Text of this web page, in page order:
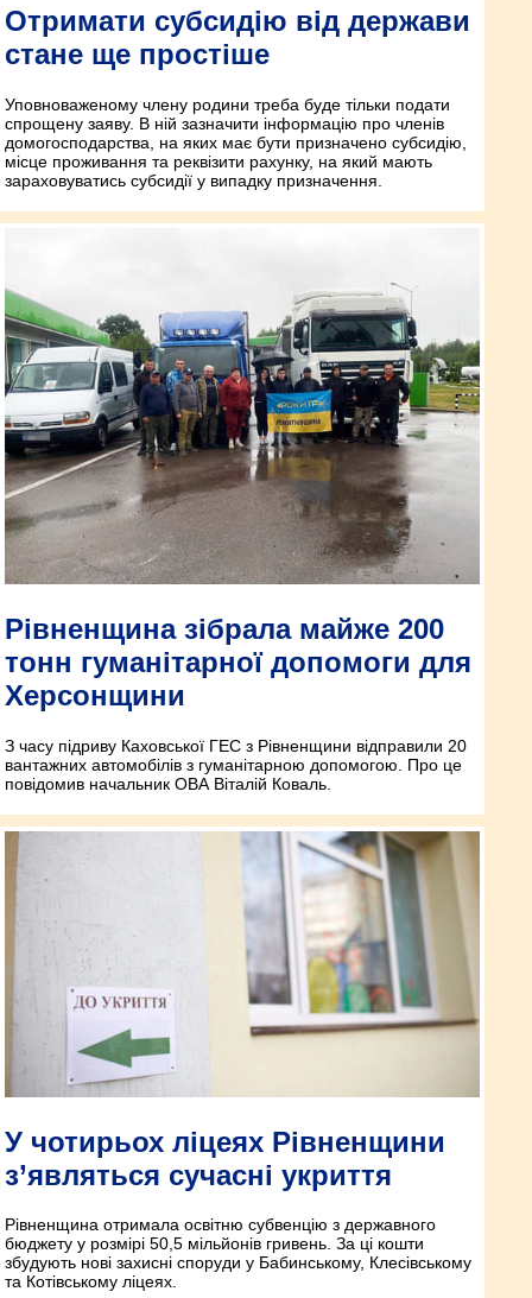
Отримати субсидію від держави
стане ще простіше
Уповноваженому члену родини треба буде тільки подати
спрощену заяву. В ній зазначити інформацію про членів
домогосподарства, на яких має бути призначено субсидію,
місце проживання та реквізити рахунку, на який мають
зараховуватись субсидії у випадку призначення.
Рівненщина зібрала майже 200
тонн гуманітарної допомоги для
Херсонщини
З часу підриву Каховської ГЕС з Рівненщини відправили 20
вантажних автомобілів з гуманітарною допомогою. Про це
повідомив начальник ОВА Віталій Коваль.
У чотирьох ліцеях Рівненщини
з’являться сучасні укриття
Рівненщина отримала освітню субвенцію з державного
бюджету у розмірі 50,5 мільйонів гривень. За ці кошти
збудують нові захисні споруди у Бабинському, Клесівському
та Котівському ліцеях.